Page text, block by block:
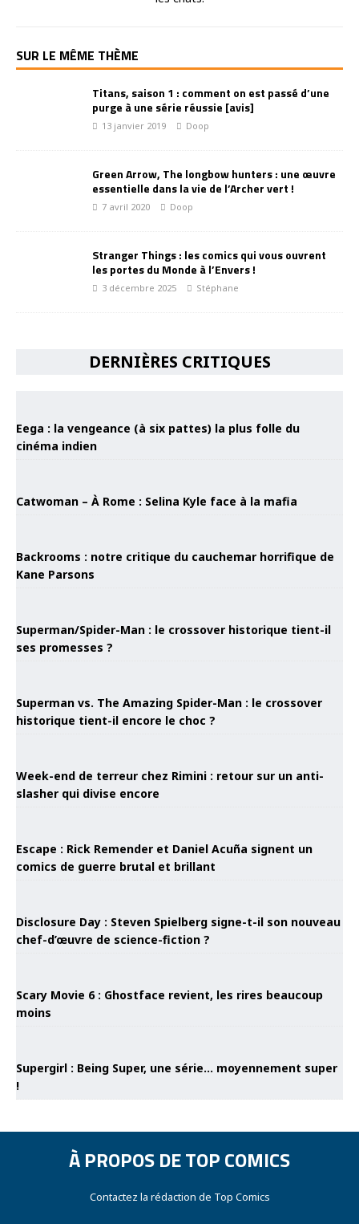
SUR LE MÊME THÈME
Titans, saison 1 : comment on est passé d’une
purge à une série réussie [avis]
13 janvier 2019 Doop
Green Arrow, The longbow hunters : une œuvre
essentielle dans la vie de l’Archer vert !
7 avril 2020 Doop
Stranger Things : les comics qui vous ouvrent
les portes du Monde à l’Envers !
3 décembre 2025 Stéphane
DERNIÈRES CRITIQUES
Eega : la vengeance (à six pattes) la plus folle du
cinéma indien
Catwoman – À Rome : Selina Kyle face à la mafia
Backrooms : notre critique du cauchemar horrifique de
Kane Parsons
Superman/Spider-Man : le crossover historique tient-il
ses promesses ?
Superman vs. The Amazing Spider-Man : le crossover
historique tient-il encore le choc ?
Week-end de terreur chez Rimini : retour sur un anti-
slasher qui divise encore
Escape : Rick Remender et Daniel Acuña signent un
comics de guerre brutal et brillant
Disclosure Day : Steven Spielberg signe-t-il son nouveau
chef-d’œuvre de science-fiction ?
Scary Movie 6 : Ghostface revient, les rires beaucoup
moins
Supergirl : Being Super, une série… moyennement super
!
À PROPOS DE TOP COMICS
Contactez la rédaction de Top Comics